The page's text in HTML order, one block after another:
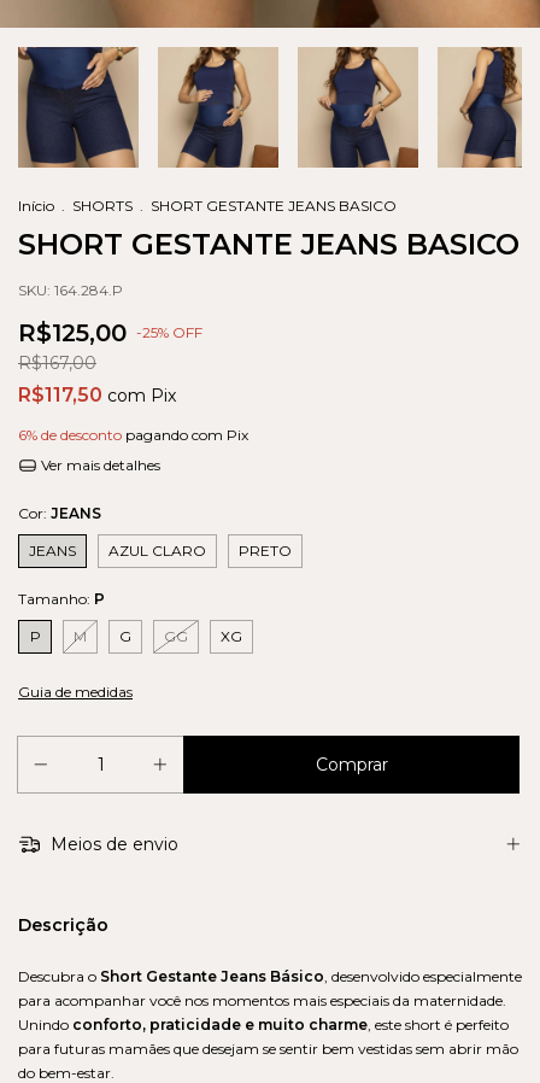
Início . SHORTS . SHORT GESTANTE JEANS BASICO
SHORT GESTANTE JEANS BASICO
SKU: 164.284.P
R$125,00 -25% OFF
R$167,00
R$117,50 com Pix
6% de desconto pagando com Pix
Ver mais detalhes
Cor: JEANS
JEANS AZUL CLARO PRETO
Tamanho: P
P M G GG XG
Guia de medidas
Meios de envio
Descrição
Descubra o Short Gestante Jeans Básico , desenvolvido especialmente
para acompanhar você nos momentos mais especiais da maternidade.
Unindo conforto, praticidade e muito charme , este short é perfeito
para futuras mamães que desejam se sentir bem vestidas sem abrir mão
do bem-estar.